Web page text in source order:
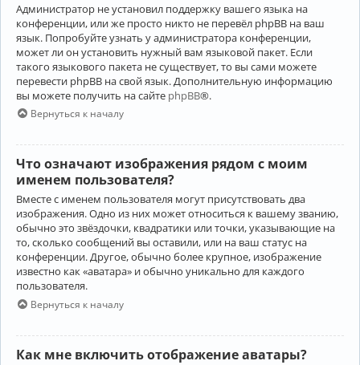
Администратор не установил поддержку вашего языка на
конференции, или же просто никто не перевёл phpBB на ваш
язык. Попробуйте узнать у администратора конференции,
может ли он установить нужный вам языковой пакет. Если
такого языкового пакета не существует, то вы сами можете
перевести phpBB на свой язык. Дополнительную информацию
вы можете получить на сайте phpBB®.
Вернуться к началу
Что означают изображения рядом с моим
именем пользователя?
Вместе с именем пользователя могут присутствовать два
изображения. Одно из них может относиться к вашему званию,
обычно это звёздочки, квадратики или точки, указывающие на
то, сколько сообщений вы оставили, или на ваш статус на
конференции. Другое, обычно более крупное, изображение
известно как «аватара» и обычно уникально для каждого
пользователя.
Вернуться к началу
Как мне включить отображение аватары?